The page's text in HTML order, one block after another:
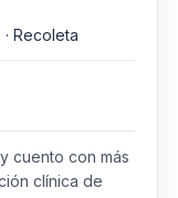
Recoleta
cuento con más
clínica de